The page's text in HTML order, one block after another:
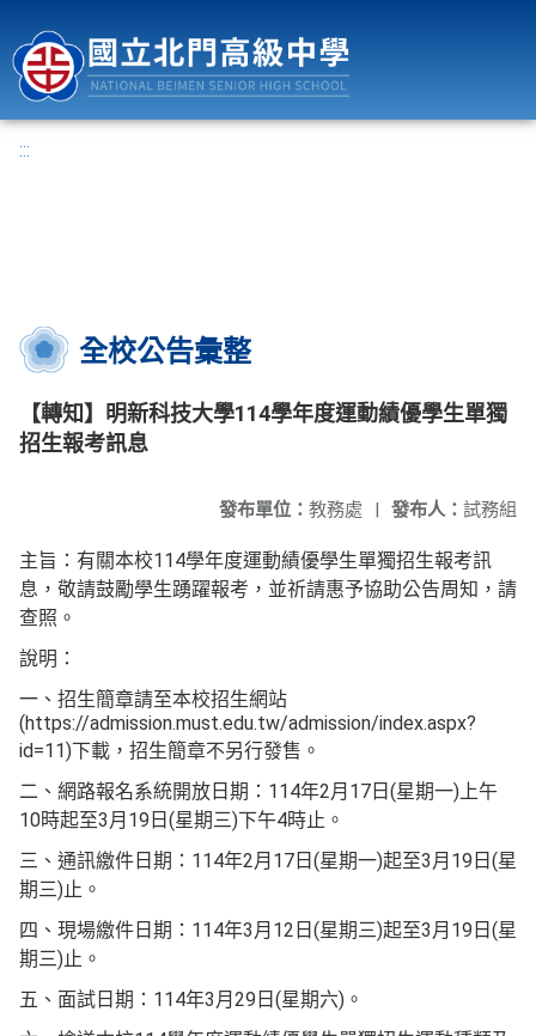
:::
全校公告彙整
【轉知】明新科技大學114學年度運動績優學生單獨
招生報考訊息
發布人： 試務組
發布單位： 教務處 |
主旨：有關本校114學年度運動績優學生單獨招生報考訊
息，敬請鼓勵學生踴躍報考，並祈請惠予協助公告周知，請
查照。
說明：
一、招生簡章請至本校招生網站
(https://admission.must.edu.tw/admission/index.aspx?
id=11)下載，招生簡章不另行發售。
二、網路報名系統開放日期：114年2月17日(星期一)上午
10時起至3月19日(星期三)下午4時止。
三、通訊繳件日期：114年2月17日(星期一)起至3月19日(星
期三)止。
四、現場繳件日期：114年3月12日(星期三)起至3月19日(星
期三)止。
五、面試日期：114年3月29日(星期六)。